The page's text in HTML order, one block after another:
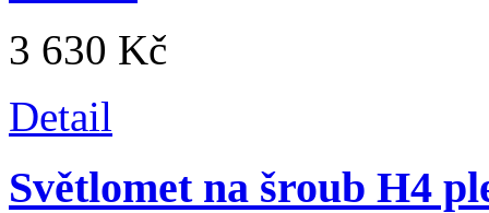
3 630 Kč
Detail
Světlomet na šroub H4